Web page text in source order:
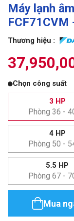
Máy lạnh
FCF71CVM
Thương hiệu :
Chọn công suất
3 HP
Phòng 36 -
4 HP
Phòng 50 -
5.5 HP
Phòng 67 -
Mua